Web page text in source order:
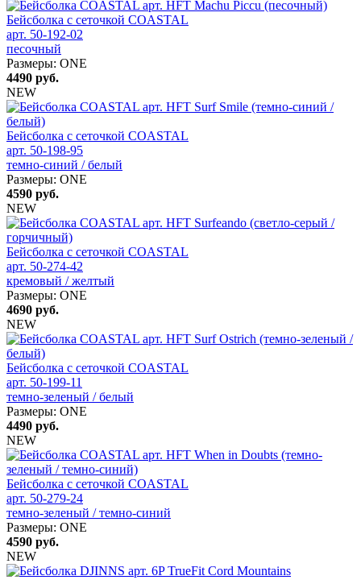
Бейсболка с сеточкой COASTAL
арт. 50-192-02
песочный
Размеры: ONE
4490 руб.
NEW
Бейсболка с сеточкой COASTAL
арт. 50-198-95
темно-синий / белый
Размеры: ONE
4590 руб.
NEW
Бейсболка с сеточкой COASTAL
арт. 50-274-42
кремовый / желтый
Размеры: ONE
4690 руб.
NEW
Бейсболка с сеточкой COASTAL
арт. 50-199-11
темно-зеленый / белый
Размеры: ONE
4490 руб.
NEW
Бейсболка с сеточкой COASTAL
арт. 50-279-24
темно-зеленый / темно-синий
Размеры: ONE
4590 руб.
NEW